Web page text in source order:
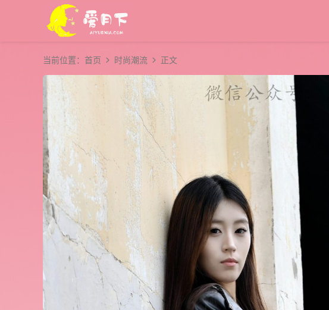
当前位置： 首页 时尚潮流 正文